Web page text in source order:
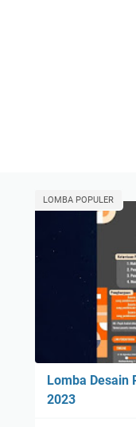
LOMBA POPULER
Lomba Desain
2023